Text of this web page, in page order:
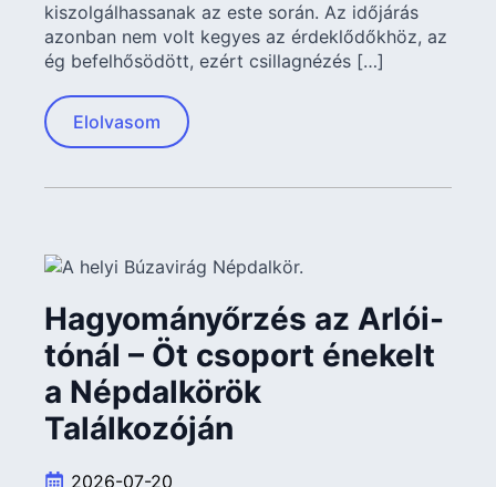
kiszolgálhassanak az este során. Az időjárás
azonban nem volt kegyes az érdeklődőkhöz, az
ég befelhősödött, ezért csillagnézés […]
Elolvasom
Hagyományőrzés az Arlói-
tónál – Öt csoport énekelt
a Népdalkörök
Találkozóján
2026-07-20